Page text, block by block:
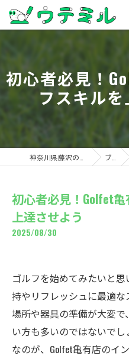
初心者必見！
フスキル
ブログ
初心者必見！Golfet
上達させよう
2025/08/30
ゴルフを始めてみたいと
持やリフレッシュに最適
場所や器具の準備が大変
い方も多いのではないで
なのが、Golfet亀有店のイ